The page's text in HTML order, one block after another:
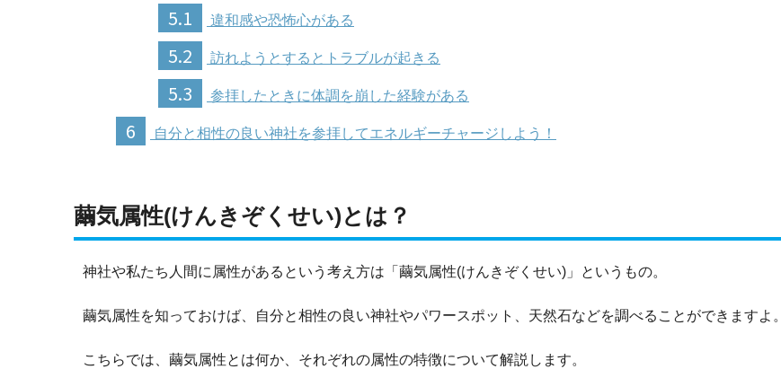
5.1 違和感や恐怖心がある
5.2 訪れようとするとトラブルが起きる
5.3 参拝したときに体調を崩した経験がある
6 自分と相性の良い神社を参拝してエネルギーチャージしよう！
繭気属性(けんきぞくせい)とは？
神社や私たち人間に属性があるという考え方は「繭気属性(けんきぞくせい)」というもの。
繭気属性を知っておけば、自分と相性の良い神社やパワースポット、天然石などを調べることができますよ。
こちらでは、繭気属性とは何か、それぞれの属性の特徴について解説します。